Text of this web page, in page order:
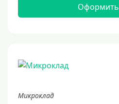
Оформить
Микроклад